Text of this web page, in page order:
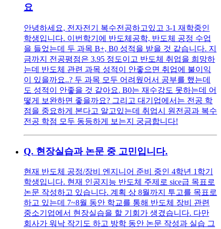
요
안녕하세요, 전자전기 복수전공하고있고 3-1 재학중인
학생입니다. 이번학기에 반도체공학, 반도체 공정 수업
을 들었는데 두 과목 B+, B0 성적을 받을 것 같습니다. 지
금까지 전공평점은 3.95 정도이고 반도체 취업을 희망하
는데 반도체 관련 과목 성적이 안좋으면 취업에 불이익
이 있을까요..? 두 과목 모두 어려웠어서 공부를 했는데
도 성적이 안좋을 것 같아요. B0는 재수강도 못하는데 어
떻게 보완하면 좋을까요? 그리고 대기업에서는 전공 학
점을 중요하게 본다고 알고있는데 취업시 원전공과 복수
전공 학점 모두 동등하게 보는지 궁금합니다!
Q. 현장실습과 논문 중 고민입니다.
현재 반도체 공정/장비 엔지니어 준비 중인 4학년 1학기
학생입니다. 현재 인공지능 반도체 주제로 sice급 목표로
논문 작성하고 있습니다. 계획 상 8월까지 투고를 목표로
하고 있는데 7~8월 동안 학교를 통해 반도체 장비 관련
중소기업에서 현장실습을 할 기회가 생겼습니다. 다만
회사가 워낙 작기도 하고 방학 동안 논문 작성과 실습 그